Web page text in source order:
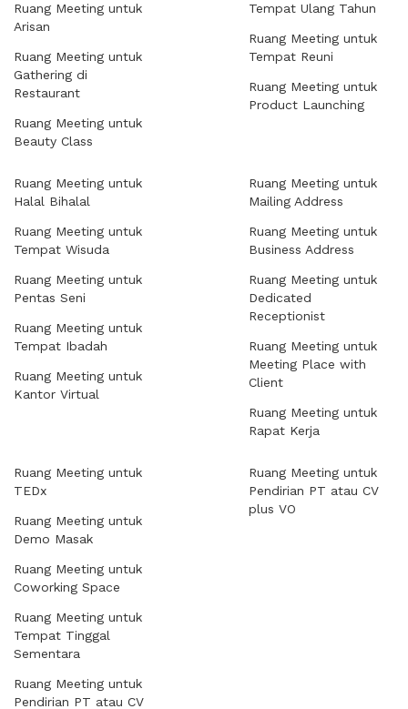
Ruang Meeting untuk
Arisan
Ruang Meeting untuk
Gathering di
Restaurant
Ruang Meeting untuk
Beauty Class
Tempat Ulang Tahun
Ruang Meeting untuk
Tempat Reuni
Ruang Meeting untuk
Product Launching
Ruang Meeting untuk
Halal Bihalal
Ruang Meeting untuk
Tempat Wisuda
Ruang Meeting untuk
Pentas Seni
Ruang Meeting untuk
Tempat Ibadah
Ruang Meeting untuk
Kantor Virtual
Ruang Meeting untuk
Mailing Address
Ruang Meeting untuk
Business Address
Ruang Meeting untuk
Dedicated
Receptionist
Ruang Meeting untuk
Meeting Place with
Client
Ruang Meeting untuk
Rapat Kerja
Ruang Meeting untuk
TEDx
Ruang Meeting untuk
Demo Masak
Ruang Meeting untuk
Coworking Space
Ruang Meeting untuk
Tempat Tinggal
Sementara
Ruang Meeting untuk
Pendirian PT atau CV
Ruang Meeting untuk
Pendirian PT atau CV
plus VO